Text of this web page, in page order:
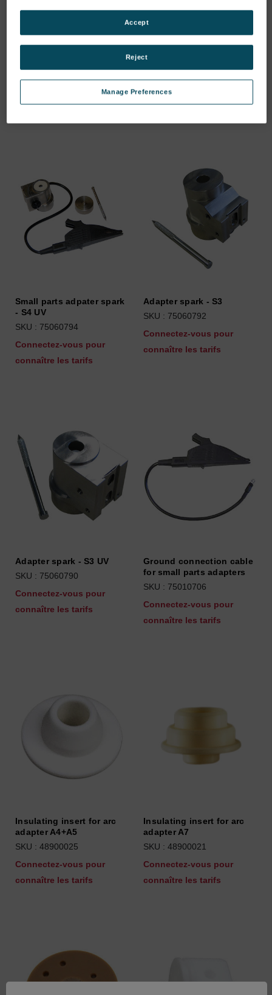
Small parts adpater spark
- S4 UV
SKU : 75060794
Connectez-vous pour
connaître les tarifs
Adapter spark - S3
SKU : 75060792
Connectez-vous pour
connaître les tarifs
Adapter spark - S3 UV
SKU : 75060790
Connectez-vous pour
connaître les tarifs
Ground connection cable
for small parts adapters
SKU : 75010706
Connectez-vous pour
connaître les tarifs
Insulating insert for arc
adapter A4+A5
SKU : 48900025
Connectez-vous pour
connaître les tarifs
Insulating insert for arc
adapter A7
SKU : 48900021
Connectez-vous pour
connaître les tarifs
Manage Preferences
Reject
Accept